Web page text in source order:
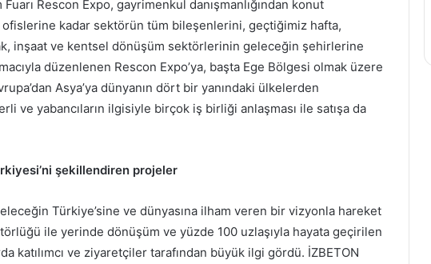
Rescon Expo, gayrimenkul danışmanlığından konut
kadar sektörün tüm bileşenlerini, geçtiğimiz hafta,
inşaat ve kentsel dönüşüm sektörlerinin geleceğin şehirlerine
düzenlenen Rescon Expo’ya, başta Ege Bölgesi olmak üzere
Asya’ya dünyanın dört bir yanındaki ülkelerden
ve yabancıların ilgisiyle birçok iş birliği anlaşması ile satışa da
şekillendiren projeler
Türkiye’sine ve dünyasına ilham veren bir vizyonla hareket
ile yerinde dönüşüm ve yüzde 100 uzlaşıyla hayata geçirilen
katılımcı ve ziyaretçiler tarafından büyük ilgi gördü. İZBETON
Çelebi
Postacı
Yürüyüş
Yarışması
Finali,
Balıkesir'de
gerçekleştirildi
gerçekleştirildi